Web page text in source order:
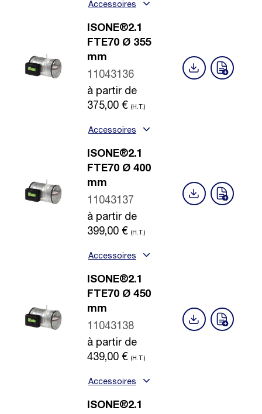
Accessoires
ISONE®2.1
FTE70 Ø 355
mm
11043136
à partir de
375,00 € (H.T.)
Accessoires
ISONE®2.1
FTE70 Ø 400
mm
11043137
à partir de
399,00 € (H.T.)
Accessoires
ISONE®2.1
FTE70 Ø 450
mm
11043138
à partir de
439,00 € (H.T.)
Accessoires
ISONE®2.1